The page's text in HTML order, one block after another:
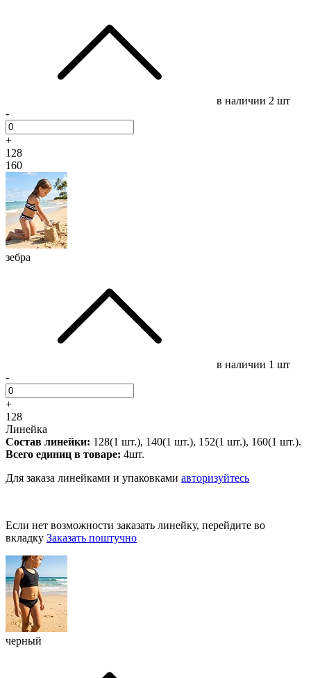
в наличии 2 шт
-
+
128
160
зебра
в наличии 1 шт
-
+
128
Линейка
Состав линейки: 128(1 шт.), 140(1 шт.), 152(1 шт.), 160(1 шт.).
Всего единиц в товаре: 4шт.
Для заказа линейками и упаковками авторизуйтесь
Если нет возможности заказать линейку, перейдите во
вкладку Заказать поштучно
черный